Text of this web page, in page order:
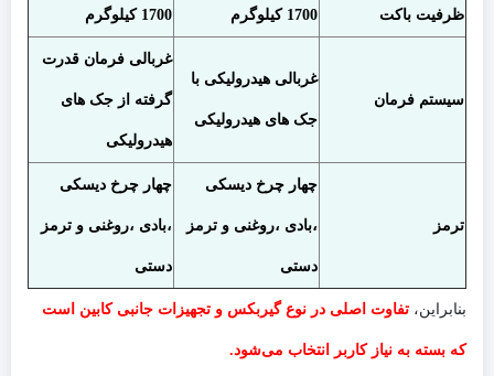
ظرفیت باکت 1700 کیلوگرم 1700 کیلوگرم
سیستم فرمان
غربالی هیدرولیکی با
جک های هیدرولیکی
غربالی فرمان قدرت
گرفته از جک های
هیدرولیکی
ترمز
چهار چرخ دیسکی
،بادی ،روغنی و ترمز
دستی
چهار چرخ دیسکی
،بادی ،روغنی و ترمز
دستی
بنابراین، تفاوت اصلی در نوع گیربکس و تجهیزات جانبی کابین است
که بسته به نیاز کاربر انتخاب می‌شود.